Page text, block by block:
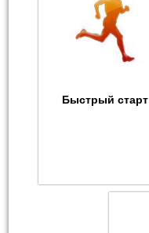
Быстрый старт